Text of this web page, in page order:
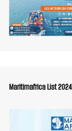
Maritimafrica List 2024